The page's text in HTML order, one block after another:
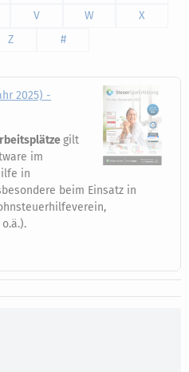
V W
X
Z #
2025) -
gilt
im
in
beim Einsatz in